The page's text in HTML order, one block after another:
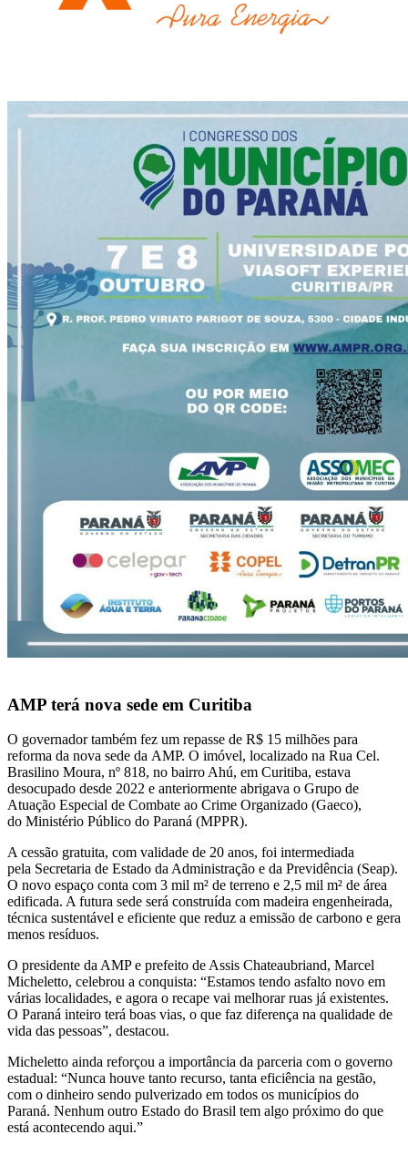
AMP terá nova sede em Curitiba
O governador também fez um repasse de R$ 15 milhões para
reforma da nova sede da AMP. O imóvel, localizado na Rua Cel.
Brasilino Moura, nº 818, no bairro Ahú, em Curitiba, estava
desocupado desde 2022 e anteriormente abrigava o Grupo de
Atuação Especial de Combate ao Crime Organizado (Gaeco),
do Ministério Público do Paraná (MPPR).
A cessão gratuita, com validade de 20 anos, foi intermediada
pela Secretaria de Estado da Administração e da Previdência (Seap).
O novo espaço conta com 3 mil m² de terreno e 2,5 mil m² de área
edificada. A futura sede será construída com madeira engenheirada,
técnica sustentável e eficiente que reduz a emissão de carbono e gera
menos resíduos.
O presidente da AMP e prefeito de Assis Chateaubriand, Marcel
Micheletto, celebrou a conquista: “Estamos tendo asfalto novo em
várias localidades, e agora o recape vai melhorar ruas já existentes.
O Paraná inteiro terá boas vias, o que faz diferença na qualidade de
vida das pessoas”, destacou.
Micheletto ainda reforçou a importância da parceria com o governo
estadual: “Nunca houve tanto recurso, tanta eficiência na gestão,
com o dinheiro sendo pulverizado em todos os municípios do
Paraná. Nenhum outro Estado do Brasil tem algo próximo do que
está acontecendo aqui.”